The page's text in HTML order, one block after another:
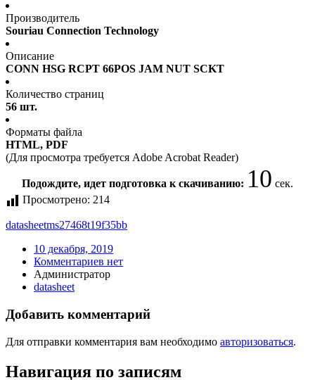
Производитель
Souriau Connection Technology
Описание
CONN HSG RCPT 66POS JAM NUT SCKT
Количество страниц
56 шт.
Форматы файла
HTML, PDF
(Для просмотра требуется Adobe Acrobat Reader)
Подождите, идет подготовка к скачиванию: 10 сек.
Просмотрено: 214
datasheetms27468t19f35bb
10 декабря, 2019
Комментариев нет
Администратор
datasheet
Добавить комментарий
Для отправки комментария вам необходимо авторизоваться.
Навигация по записям